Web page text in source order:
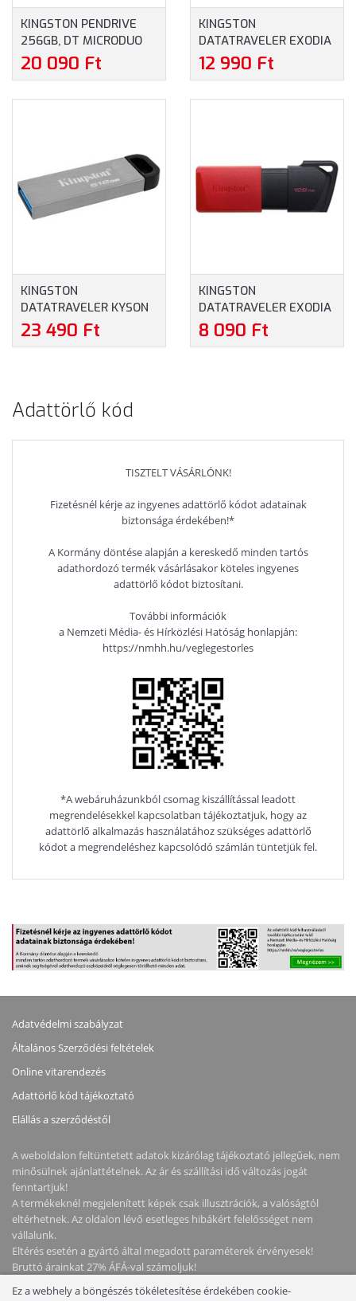
KINGSTON PENDRIVE
256GB, DT MICRODUO
3C 200MB/S DUAL USB-
A + USB-C
20 090 Ft
KINGSTON
DATATRAVELER EXODIA
256GB USB FLASH
DRIVE - PENDRIVE
12 990 Ft
KINGSTON
DATATRAVELER KYSON
512GB, 200MB/S, FÉM,
USB 3.2 - PENDRIVE
23 490 Ft
KINGSTON
DATATRAVELER EXODIA
M 128GB PENDRIVE
(DTXM/128GB) - USB
8 090 Ft
Adattörlő kód
TISZTELT VÁSÁRLÓNK!
Fizetésnél kérje az ingyenes adattörlő kódot adatainak
biztonsága érdekében!*
A Kormány döntése alapján a kereskedő minden tartós
adathordozó termék vásárlásakor köteles ingyenes
adattörlő kódot biztosítani.
További információk
a Nemzeti Média- és Hírközlési Hatóság honlapján:
https://nmhh.hu/veglegestorles
*A webáruházunkból csomag kiszállítással leadott
megrendelésekkel kapcsolatban tájékoztatjuk, hogy az
adattörlő alkalmazás használatához szükséges adattörlő
kódot a megrendeléshez kapcsolódó számlán tüntetjük fel.
Adatvédelmi szabályzat
Általános Szerződési feltételek
Online vitarendezés
Adattörlő kód tájékoztató
Elállás a szerződéstől
A weboldalon feltüntetett adatok kizárólag tájékoztató jellegűek, nem
minősülnek ajánlattételnek. Az ár és szállítási idő változás jogát
fenntartjuk!
A termékeknél megjelenített képek csak illusztrációk, a valóságtól
eltérhetnek. Az oldalon lévő esetleges hibákért felelősséget nem
vállalunk.
Eltérés esetén a gyártó által megadott paraméterek érvényesek!
Bruttó árainkat 27% ÁFÁ-val számoljuk!
Ez a webhely a böngészés tökéletesítése érdekében cookie-